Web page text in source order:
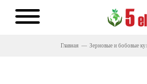
Главная Зерновые и бобовые